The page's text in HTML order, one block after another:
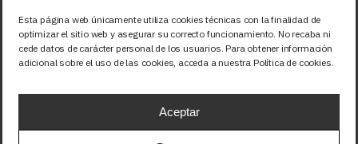
Esta página web únicamente utiliza cookies técnicas con la finalidad de
optimizar el sitio web y asegurar su correcto funcionamiento. No recaba ni
cede datos de carácter personal de los usuarios. Para obtener información
adicional sobre el uso de las cookies, acceda a nuestra Política de cookies.
Aceptar
Síguenos
Facebook
X (Twitter)
Instagram